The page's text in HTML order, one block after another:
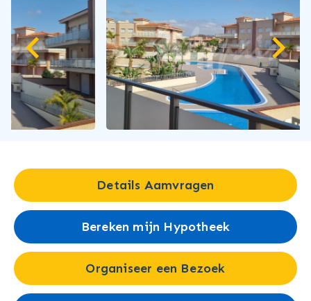
Details Aamvragen
Bereken mijn Hypotheek
Organiseer een Bezoek